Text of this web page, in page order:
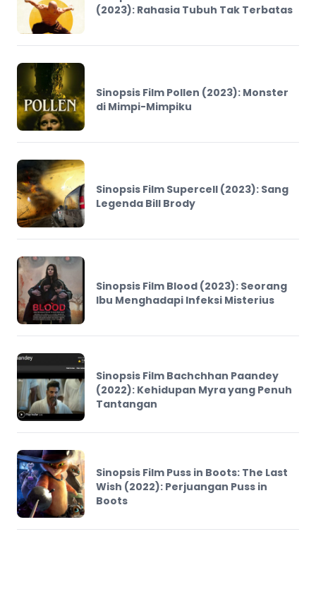
(2023): Rahasia Tubuh Tak Terbatas
Sinopsis Film Pollen (2023): Monster
di Mimpi-Mimpiku
Sinopsis Film Supercell (2023): Sang
Legenda Bill Brody
Sinopsis Film Blood (2023): Seorang
Ibu Menghadapi Infeksi Misterius
Sinopsis Film Bachchhan Paandey
(2022): Kehidupan Myra yang Penuh
Tantangan
Sinopsis Film Puss in Boots: The Last
Wish (2022): Perjuangan Puss in
Boots